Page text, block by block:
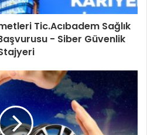
Tic.Acıbadem Sağlık
- Siber Güvenlik